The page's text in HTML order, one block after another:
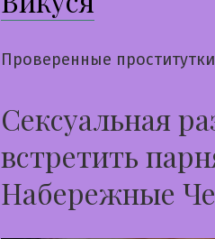
Проверенные
Сексуальная
встретить
Набережные